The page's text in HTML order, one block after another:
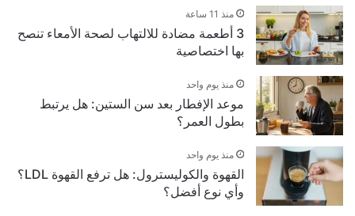
منذ 11 ساعة
3 أطعمة مضادة للالتهاب لصحة الأمعاء تنصح
بها اختصاصية
منذ يوم واحد
موعد الإفطار بعد سن الستين: هل يرتبط
بطول العمر؟
منذ يوم واحد
القهوة والكوليسترول: هل ترفع القهوة LDL؟
وأي نوع أفضل؟